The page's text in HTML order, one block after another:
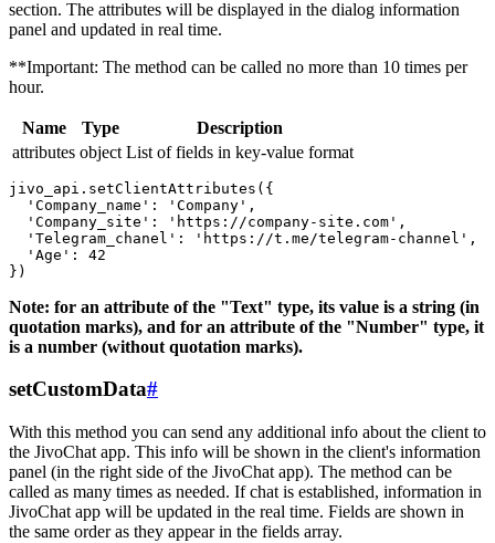
section. The attributes will be displayed in the dialog information
panel and updated in real time.
**Important: The method can be called no more than 10 times per
hour.
Name Type
Description
attributes object List of fields in key-value format
jivo_api.setClientAttributes({
  'Company_name': 'Company',
  'Company_site': 'https://company-site.com',
  'Telegram_chanel': 'https://t.me/telegram-channel',
  'Age': 42
Note: for an attribute of the "Text" type, its value is a string (in
quotation marks), and for an attribute of the "Number" type, it
is a number (without quotation marks).
setCustomData#
With this method you can send any additional info about the client to
the JivoChat app. This info will be shown in the client's information
panel (in the right side of the JivoChat app). The method can be
called as many times as needed. If chat is established, information in
JivoChat app will be updated in the real time. Fields are shown in
the same order as they appear in the fields array.